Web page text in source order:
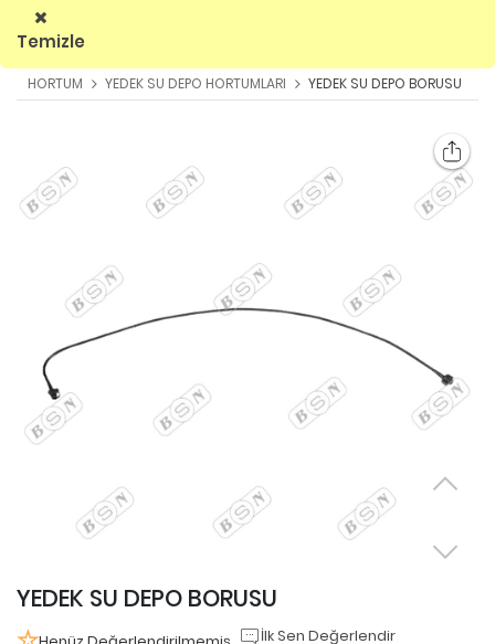
Temizle
HORTUM YEDEK SU DEPO HORTUMLARI YEDEK SU DEPO BORUSU
YEDEK SU DEPO BORUSU
İlk Sen Değerlendir